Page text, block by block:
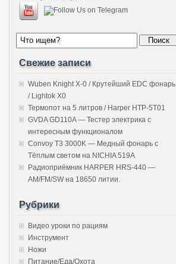
Свежие записи
Wuben Knight X-0 / Крутейший EDC фонарь
/ Lightok X0
Термопот на 5 литров / Harper HTP-5T01
GVDA GD110A — Тестер электрика с
интересным функционалом
Convoy T3 3000K — Медный фонарь с
Тёплым светом на NICHIA 519A
Радиоприёмник HARPER HRS-440 —
AM/FM/SW на 18650 литии.
Рубрики
Видео уроки по рациям
Инструмент
Ножи
Питание/Еда/Охота